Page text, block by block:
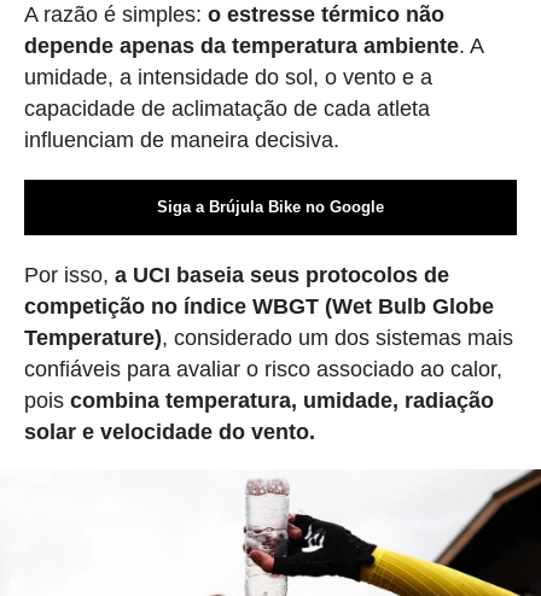
A razão é simples: o estresse térmico não
depende apenas da temperatura ambiente. A
umidade, a intensidade do sol, o vento e a
capacidade de aclimatação de cada atleta
influenciam de maneira decisiva.
Siga a Brújula Bike no Google
Por isso, a UCI baseia seus protocolos de
competição no índice WBGT (Wet Bulb Globe
Temperature), considerado um dos sistemas mais
confiáveis para avaliar o risco associado ao calor,
pois combina temperatura, umidade, radiação
solar e velocidade do vento.